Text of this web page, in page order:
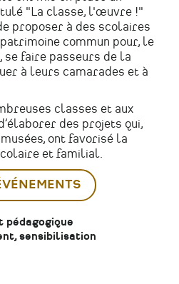
"La classe, l'œuvre !"
proposer à des scolaires
commun pour, le
se faire passeurs de la
à leurs camarades et à
classes et aux
des projets qui,
ont favorisé la
et familial.
sensibilisation